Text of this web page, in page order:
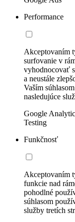
Performance
Akceptovaním
surfovanie v
vyhodnocovať
a neustále
Vaším
nasledujúce
Google
Testing
Funkčnosť
Akceptovaním
funkcie nad
pohodlné
súhlasom
služby tretích